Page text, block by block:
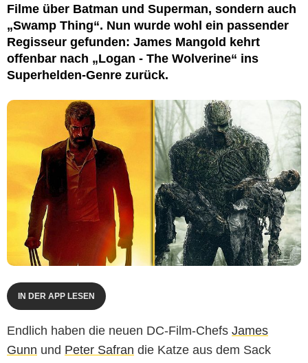
Filme über Batman und Superman, sondern auch
„Swamp Thing“. Nun wurde wohl ein passender
Regisseur gefunden: James Mangold kehrt
offenbar nach „Logan - The Wolverine“ ins
Superhelden-Genre zurück.
IN DER APP LESEN
Endlich haben die neuen DC-Film-Chefs James
Gunn und Peter Safran die Katze aus dem Sack